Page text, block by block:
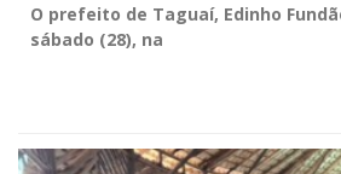
O prefeito de Taguaí, Edinho
sábado (28), na